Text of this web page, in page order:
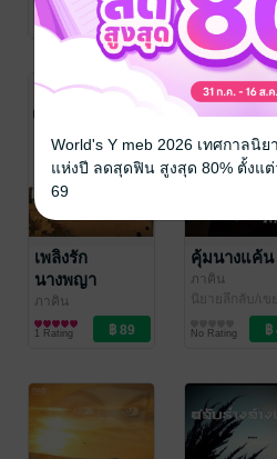
1 Rating 1 Rating
เพลิงรัก
นางพญา
ภาคิน
นิยายโรมานซ์
1 Rating
คุ้มนางแค้น
ภาคิน
นิยายลึกลับ/เขย่
No Rating
World's Y meb 2026 เทศกาลนิ
แห่งปี ลดสุดฟิน สูงสุด 80% ตั้งแต่
69